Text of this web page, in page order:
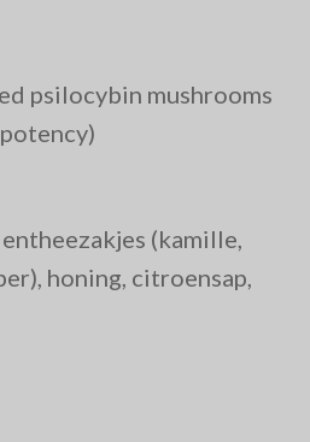
psilocybin mushrooms
(kamille,
honing, citroensap,